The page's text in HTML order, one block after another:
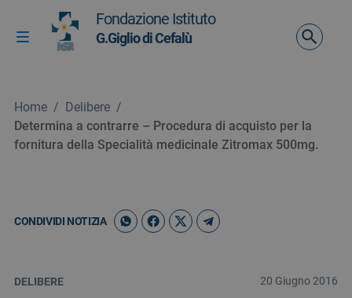
Vai ai contenuti
Vai al menu di navigazione
Vai al footer
Attiva / disattiva la navigazione
Fondazione Istituto
G.Giglio di Cefalù
Home / Delibere /
Determina a contrarre – Procedura di acquisto per la
fornitura della Specialità medicinale Zitromax 500mg.
CONDIVIDI NOTIZIA
DELIBERE 20 Giugno 2016